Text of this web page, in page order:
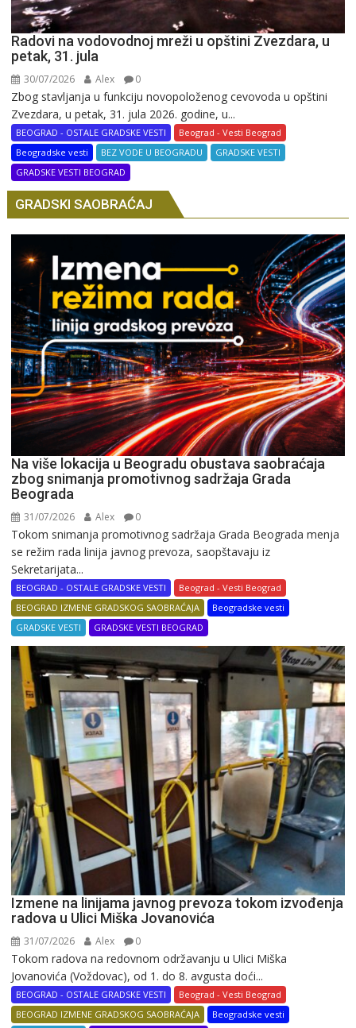
Radovi na vodovodnoj mreži u opštini Zvezdara, u
petak, 31. jula
30/07/2026 Alex 0
Zbog stavljanja u funkciju novopoloženog cevovoda u opštini
Zvezdara, u petak, 31. jula 2026. godine, u...
BEOGRAD - OSTALE GRADSKE VESTI
Beograd - Vesti Beograd
Beogradske vesti
BEZ VODE U BEOGRADU
GRADSKE VESTI
GRADSKE VESTI BEOGRAD
GRADSKI SAOBRAĆAJ
Na više lokacija u Beogradu obustava saobraćaja
zbog snimanja promotivnog sadržaja Grada
Beograda
31/07/2026 Alex 0
Tokom snimanja promotivnog sadržaja Grada Beograda menja
se režim rada linija javnog prevoza, saopštavaju iz
Sekretarijata...
BEOGRAD - OSTALE GRADSKE VESTI
Beograd - Vesti Beograd
BEOGRAD IZMENE GRADSKOG SAOBRAĆAJA
Beogradske vesti
GRADSKE VESTI
GRADSKE VESTI BEOGRAD
Izmene na linijama javnog prevoza tokom izvođenja
radova u Ulici Miška Jovanovića
31/07/2026 Alex 0
Tokom radova na redovnom održavanju u Ulici Miška
Jovanovića (Voždovac), od 1. do 8. avgusta doći...
BEOGRAD - OSTALE GRADSKE VESTI
Beograd - Vesti Beograd
BEOGRAD IZMENE GRADSKOG SAOBRAĆAJA
Beogradske vesti